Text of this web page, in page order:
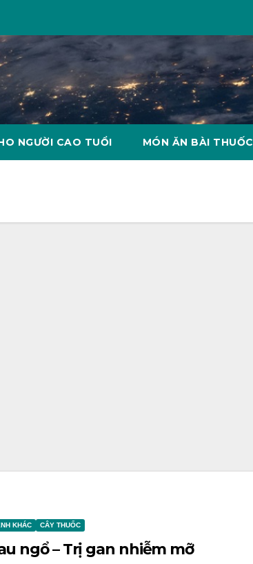
NGƯỜI CAO TUỔI MÓN ĂN BÀI THUỐC
KHÁC CÂY THUỐC
ngổ – Trị gan nhiễm mỡ